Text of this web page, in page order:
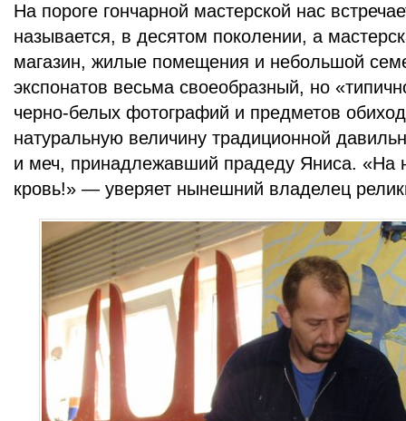
На пороге гончарной мастерской нас
называется, в десятом поколении, а
магазин, жилые помещения и небольшой
экспонатов весьма своеобразный, но
черно-белых фотографий и предметов
натуральную величину традиционной
и меч, принадлежавший прадеду Яниса. «На
кровь!» — уверяет нынешний владелец